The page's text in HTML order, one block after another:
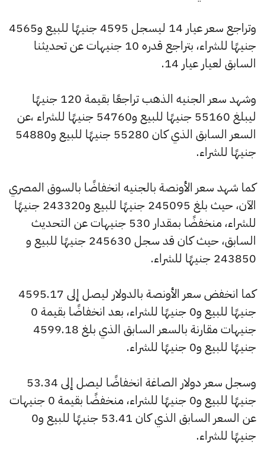
وتراجع سعر عيار 14 ليسجل 4595 جنيهًا للبيع و4565
جنيهًا للشراء، بتراجع قدره 10 جنيهات عن تحديثنا
السابق لعيار عيار 14.
وشهد سعر الجنيه الذهب تراجعًا بقيمة 120 جنيهًا
ليبلغ 55160 جنيهًا للبيع و54760 جنيهًا للشراء ،عن
السعر السابق الذي كان 55280 جنيهًا للبيع و54880
جنيهًا للشراء.
كما شهد سعر الأونصة بالجنيه انخفاضًا بالسوق المصري
الآن، حيث بلغ 245095 جنيهًا للبيع و243320 جنيهًا
للشراء، منخفضًا بمقدار 530 جنيهات عن التحديث
السابق، حيث كان قد سجل 245630 جنيهًا للبيع و
243850 جنيهًا للشراء.
كما انخفض سعر الأونصة بالدولار ليصل إلى 4595.17
جنيهًا للبيع و0 جنيهًا للشراء، بعد انخفاضًا بقيمة 0
جنيهات مقارنة بالسعر السابق الذي بلغ 4599.18
جنيهًا للبيع و0 جنيهًا للشراء.
وسجل سعر دولار الصاغة انخفاضًا ليصل إلى 53.34
جنيهًا للبيع و0 جنيهًا للشراء، منخفضًا بقيمة 0 جنيهات
عن السعر السابق الذي كان 53.41 جنيهًا للبيع و0
جنيهًا للشراء.